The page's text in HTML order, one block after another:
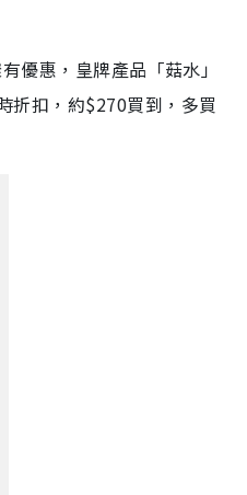
優惠，皇牌產品「菇水」
折扣，約$270買到，多買